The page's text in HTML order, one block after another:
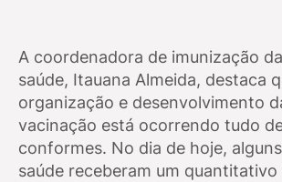
A coordenadora de imunização
saúde, Itauana Almeida, destaca
organização e desenvolvimento
vacinação está ocorrendo tudo
conformes. No dia de hoje,
saúde receberam um quantitativo